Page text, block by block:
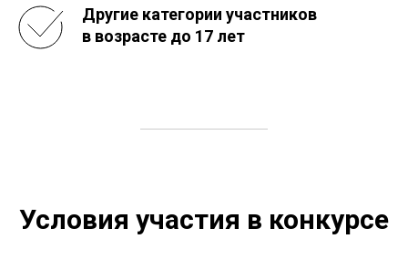
Другие категории участников
в возрасте до 17 лет
Условия участия в конкурсе